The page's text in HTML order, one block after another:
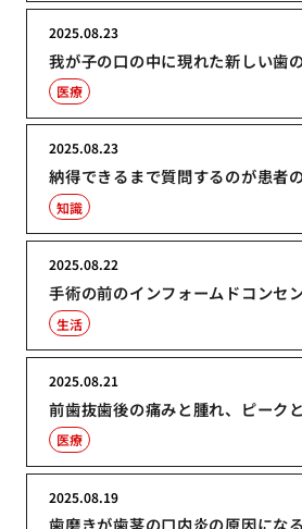
我が子の口の中に現れた新しい歯
2025.08.23
医療
納得できるまで質問するのが患者
2025.08.23
知識
手術の前のインフォームドコンセ
2025.08.22
生活
前歯抜歯後の痛みと腫れ、ピーク
2025.08.21
医療
2025.08.19